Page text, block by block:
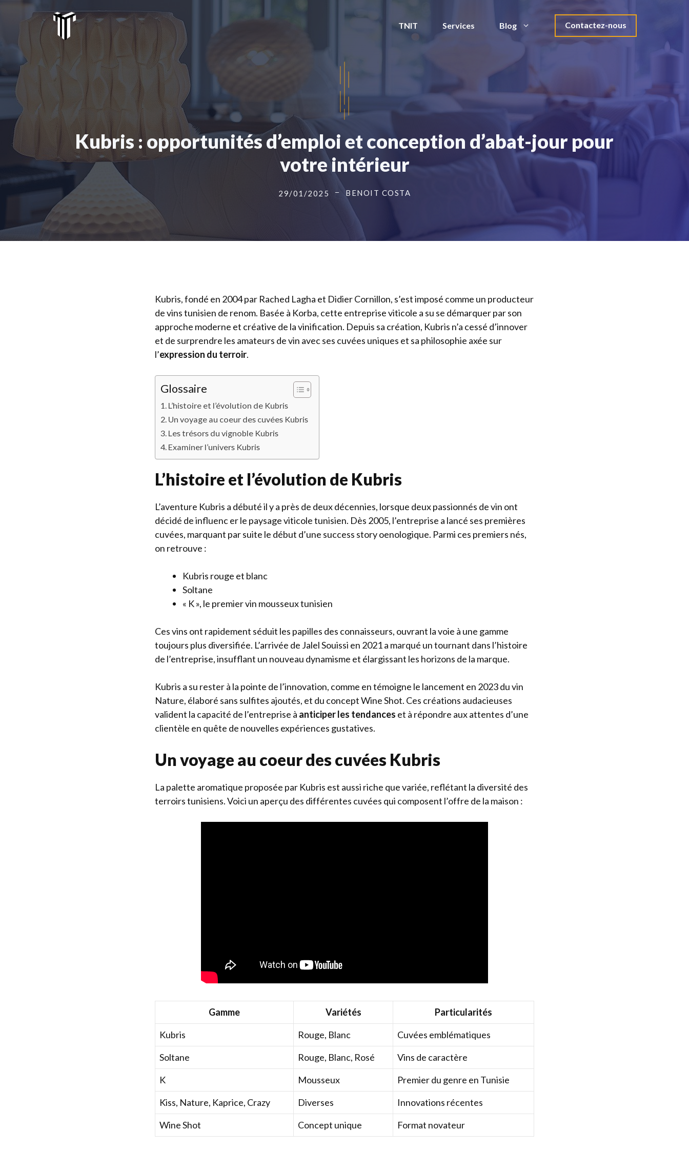
TNIT Services Blog Contactez-nous
Kubris : opportunités d’emploi et conception d’abat-jour pour
votre intérieur
29/01/2025 BENOIT COSTA
Kubris, fondé en 2004 par Rached Lagha et Didier Cornillon, s’est imposé comme un producteur
de vins tunisien de renom. Basée à Korba, cette entreprise viticole a su se démarquer par son
approche moderne et créative de la vinification. Depuis sa création, Kubris n’a cessé d’innover
et de surprendre les amateurs de vin avec ses cuvées uniques et sa philosophie axée sur
l’expression du terroir.
Glossaire
L’histoire et l’évolution de Kubris
Un voyage au coeur des cuvées Kubris
Les trésors du vignoble Kubris
Examiner l’univers Kubris
L’histoire et l’évolution de Kubris
L’aventure Kubris a débuté il y a près de deux décennies, lorsque deux passionnés de vin ont
décidé de influenc er le paysage viticole tunisien. Dès 2005, l’entreprise a lancé ses premières
cuvées, marquant par suite le début d’une success story oenologique. Parmi ces premiers nés,
on retrouve :
Kubris rouge et blanc
Soltane
« K », le premier vin mousseux tunisien
Ces vins ont rapidement séduit les papilles des connaisseurs, ouvrant la voie à une gamme
toujours plus diversifiée. L’arrivée de Jalel Souissi en 2021 a marqué un tournant dans l’histoire
de l’entreprise, insufflant un nouveau dynamisme et élargissant les horizons de la marque.
Kubris a su rester à la pointe de l’innovation, comme en témoigne le lancement en 2023 du vin
Nature, élaboré sans sulfites ajoutés, et du concept Wine Shot. Ces créations audacieuses
valident la capacité de l’entreprise à anticiper les tendances et à répondre aux attentes d’une
clientèle en quête de nouvelles expériences gustatives.
Un voyage au coeur des cuvées Kubris
La palette aromatique proposée par Kubris est aussi riche que variée, reflétant la diversité des
terroirs tunisiens. Voici un aperçu des différentes cuvées qui composent l’offre de la maison :
Gamme Variétés
Particularités
Kubris
Rouge, Blanc
Cuvées emblématiques
Soltane
Rouge, Blanc, Rosé
Vins de caractère
K
Mousseux
Premier du genre en Tunisie
Kiss, Nature, Kaprice, Crazy
Diverses
Innovations récentes
Wine Shot
Concept unique Format novateur